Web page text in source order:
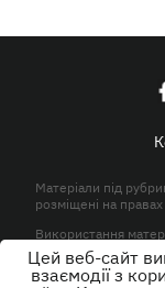
Матеріали під
розміщені на
Використання
активного
© ТОВ «ЮЛАВ
Цей веб-сайт
взаємодії з